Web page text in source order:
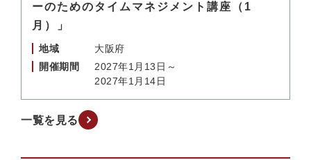
ーのためのタイムマネジメント講座（1
月）」
地域
大阪府
開催期間
2027年1月13日～
2027年1月14日
一覧を見る